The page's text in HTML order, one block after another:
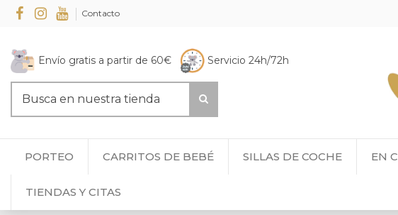
Contacto
Envío gratis a partir de 60€ Servicio 24h/72h
PORTEO CARRITOS DE BEBÉ SILLAS DE COCHE EN
TIENDAS Y CITAS